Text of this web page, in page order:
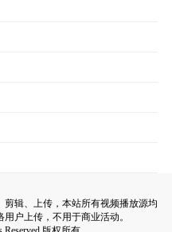
辑、上传，本站所有视频播放源均
户上传，不用于商业活动。